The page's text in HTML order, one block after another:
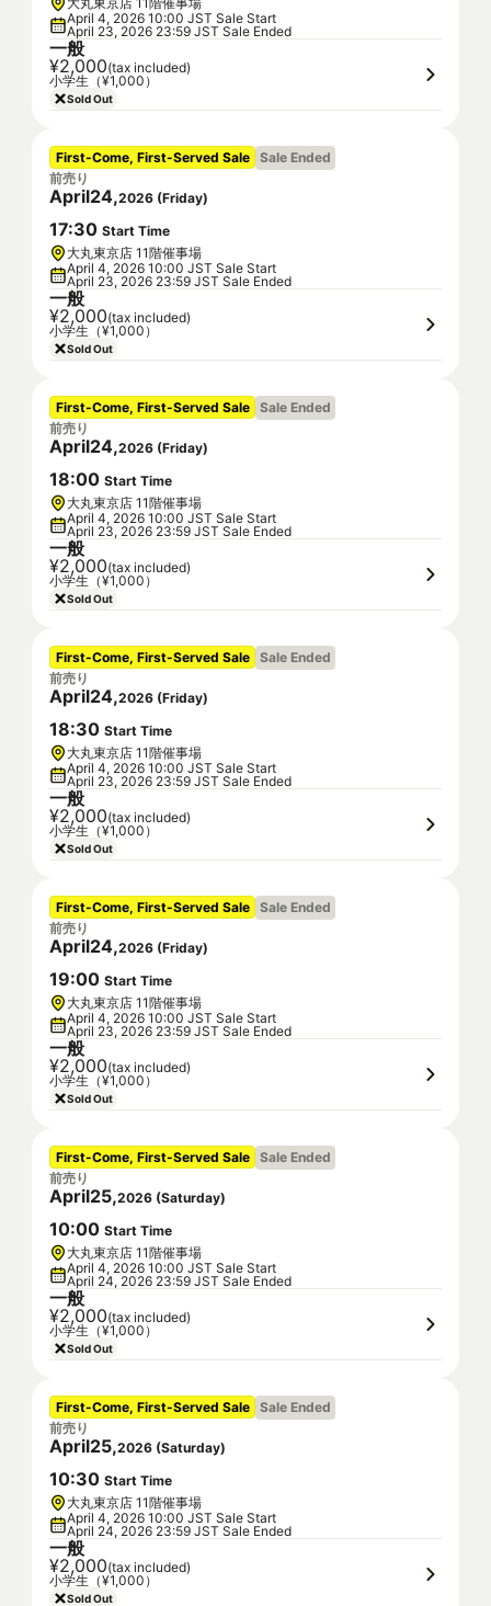
April 4, 2026 10:00 JST Sale Start
April 23, 2026 23:59 JST Sale Ended
一般
¥2,000(tax included)
小学生（¥1,000）
Sold Out
First-Come, First-Served Sale Sale Ended
前売り
April24,2026 (Friday)
17:30 Start Time
大丸東京店 11階催事場
April 4, 2026 10:00 JST Sale Start
April 23, 2026 23:59 JST Sale Ended
一般
¥2,000(tax included)
小学生（¥1,000）
Sold Out
First-Come, First-Served Sale Sale Ended
前売り
April24,2026 (Friday)
18:00 Start Time
大丸東京店 11階催事場
April 4, 2026 10:00 JST Sale Start
April 23, 2026 23:59 JST Sale Ended
一般
¥2,000(tax included)
小学生（¥1,000）
Sold Out
First-Come, First-Served Sale Sale Ended
前売り
April24,2026 (Friday)
18:30 Start Time
大丸東京店 11階催事場
April 4, 2026 10:00 JST Sale Start
April 23, 2026 23:59 JST Sale Ended
一般
¥2,000(tax included)
小学生（¥1,000）
Sold Out
First-Come, First-Served Sale Sale Ended
前売り
April24,2026 (Friday)
19:00 Start Time
大丸東京店 11階催事場
April 4, 2026 10:00 JST Sale Start
April 23, 2026 23:59 JST Sale Ended
一般
¥2,000(tax included)
小学生（¥1,000）
Sold Out
First-Come, First-Served Sale Sale Ended
前売り
April25,2026 (Saturday)
10:00 Start Time
大丸東京店 11階催事場
April 4, 2026 10:00 JST Sale Start
April 24, 2026 23:59 JST Sale Ended
一般
¥2,000(tax included)
小学生（¥1,000）
Sold Out
First-Come, First-Served Sale Sale Ended
前売り
April25,2026 (Saturday)
10:30 Start Time
大丸東京店 11階催事場
April 4, 2026 10:00 JST Sale Start
April 24, 2026 23:59 JST Sale Ended
一般
¥2,000(tax included)
小学生（¥1,000）
Sold Out